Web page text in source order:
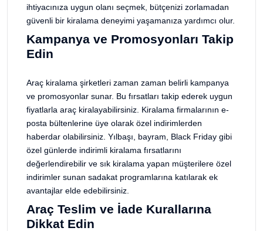
ihtiyacınıza uygun olanı seçmek, bütçenizi zorlamadan
güvenli bir kiralama deneyimi yaşamanıza yardımcı olur.
Kampanya ve Promosyonları Takip
Edin
Araç kiralama şirketleri zaman zaman belirli kampanya
ve promosyonlar sunar. Bu fırsatları takip ederek uygun
fiyatlarla araç kiralayabilirsiniz. Kiralama firmalarının e-
posta bültenlerine üye olarak özel indirimlerden
haberdar olabilirsiniz. Yılbaşı, bayram, Black Friday gibi
özel günlerde indirimli kiralama fırsatlarını
değerlendirebilir ve sık kiralama yapan müşterilere özel
indirimler sunan sadakat programlarına katılarak ek
avantajlar elde edebilirsiniz.
Araç Teslim ve İade Kurallarına
Dikkat Edin